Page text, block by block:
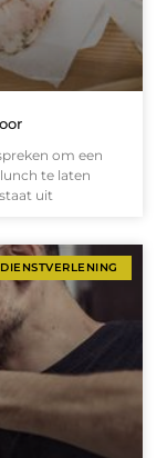
om een
te laten
uit